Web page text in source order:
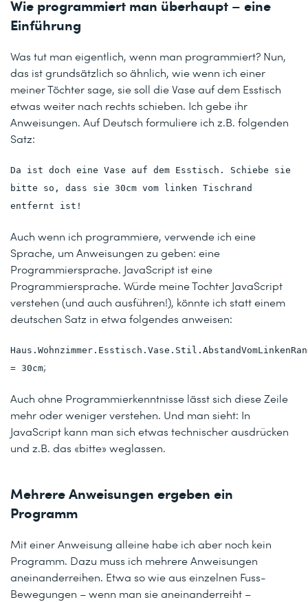
Wie programmiert man überhaupt – eine
Einführung
Was tut man eigentlich, wenn man programmiert? Nun,
das ist grundsätzlich so ähnlich, wie wenn ich einer
meiner Töchter sage, sie soll die Vase auf dem Esstisch
etwas weiter nach rechts schieben. Ich gebe ihr
Anweisungen. Auf Deutsch formuliere ich z.B. folgenden
Satz:
Da ist doch eine Vase auf dem Esstisch. Schiebe sie
bitte so, dass sie 30cm vom linken Tischrand
entfernt ist!
Auch wenn ich programmiere, verwende ich eine
Sprache, um Anweisungen zu geben: eine
Programmiersprache. JavaScript ist eine
Programmiersprache. Würde meine Tochter JavaScript
verstehen (und auch ausführen!), könnte ich statt einem
deutschen Satz in etwa folgendes anweisen:
= 30cm;
Auch ohne Programmierkenntnisse lässt sich diese Zeile
mehr oder weniger verstehen. Und man sieht: In
JavaScript kann man sich etwas technischer ausdrücken
und z.B. das «bitte» weglassen.
Mehrere Anweisungen ergeben ein
Programm
Mit einer Anweisung alleine habe ich aber noch kein
Programm. Dazu muss ich mehrere Anweisungen
aneinanderreihen. Etwa so wie aus einzelnen Fuss-
Bewegungen – wenn man sie aneinanderreiht –